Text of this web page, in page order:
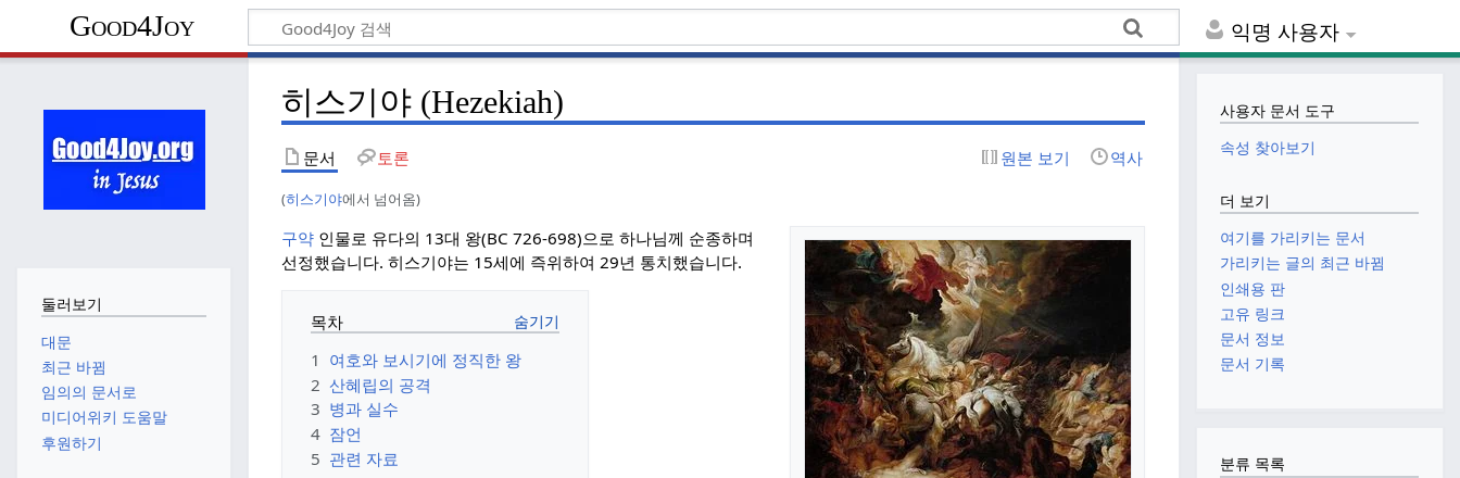
익명 사용자
Good4Joy
히스기야 (Hezekiah)
문서 토론 원본 보기 역사
(히스기야에서 넘어옴)
구약 인물로 유다의 13대 왕(BC 726-698)으로 하나님께 순종하며
선정했습니다. 히스기야는 15세에 즉위하여 29년 통치했습니다.
목차
1 여호와 보시기에 정직한 왕
2 산혜립의 공격
3 병과 실수
4 잠언
5 관련 자료
둘러보기
대문
최근 바뀜
임의의 문서로
미디어위키 도움말
후원하기
사용자 문서 도구
속성 찾아보기
더 보기
여기를 가리키는 문서
가리키는 글의 최근 바뀜
인쇄용 판
고유 링크
문서 정보
문서 기록
분류 목록